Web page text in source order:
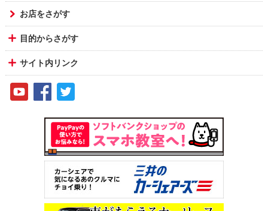
お店をさがす
目的からさがす
サイト内リンク